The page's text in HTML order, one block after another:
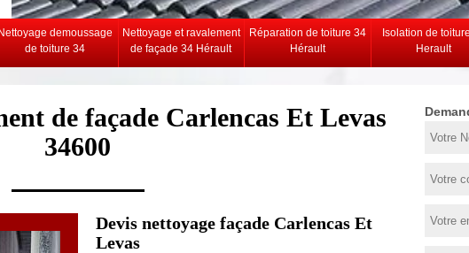
Nettoyage demoussage
de toiture 34
Nettoyage et ravalement
de façade 34 Hérault
Réparation de toiture 34
Hérault
Isolation de
Herault
de façade Carlencas Et Levas
34600
Devis nettoyage façade Carlencas Et
Levas